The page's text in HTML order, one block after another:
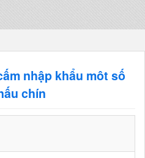
nhập khẩu môt số
chín